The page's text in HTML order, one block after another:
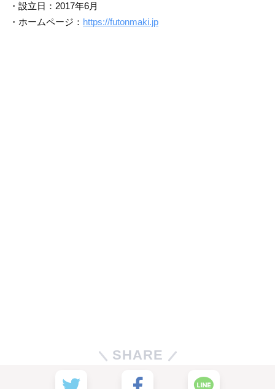
・設立日：2017年6月
・ホームページ： https://futonmaki.jp
SHARE